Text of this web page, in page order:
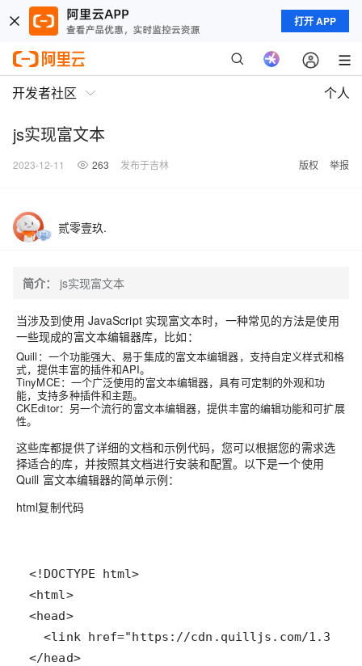
打开 APP
开发者社区 个人
js实现富文本
2023-12-11 263 发布于吉林 版权 举报
贰零壹玖.
简介： js实现富文本
当涉及到使用 JavaScript 实现富文本时，一种常见的方法是使用
一些现成的富文本编辑器库，比如：
Quill ：一个功能强大、易于集成的富文本编辑器，支持自定义样式和格
式，提供丰富的插件和API。
TinyMCE：一个广泛使用的富文本编辑器，具有可定制的外观和功
能，支持多种插件和主题。
CKEditor：另一个流行的富文本编辑器，提供丰富的编辑功能和可扩展
性。
这些库都提供了详细的文档和示例代码，您可以根据您的需求选
择适合的库，并按照其文档进行安装和配置。以下是一个使用
Quill 富文本编辑器的简单示例：
html复制代码
<html>
<head>
</head>